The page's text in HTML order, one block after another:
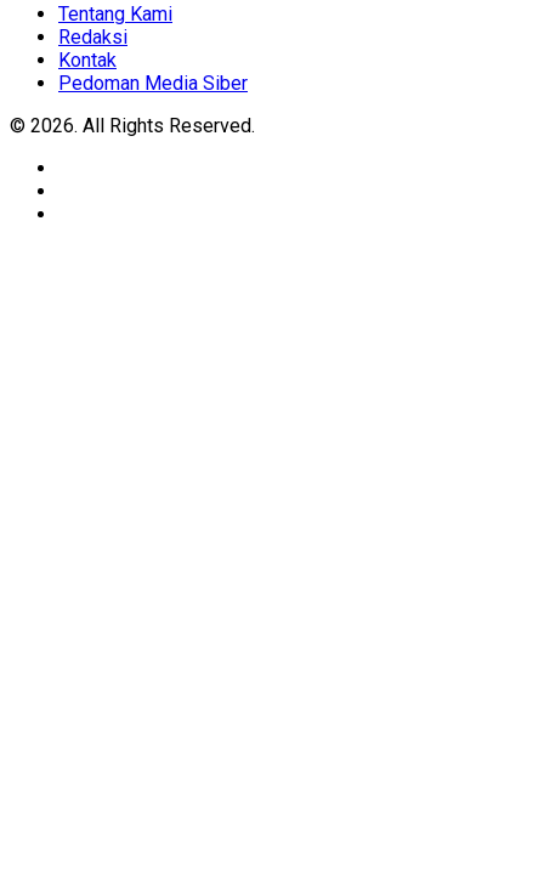
Tentang Kami
Redaksi
Kontak
Pedoman Media Siber
© 2026. All Rights Reserved.